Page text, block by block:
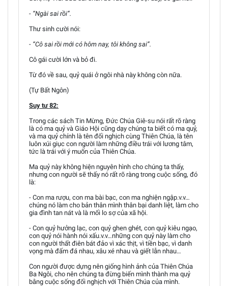
- “Ngài sai rồi”.
Thư sinh cười nói:
- “Cô sai rồi mới có hôm nay, tôi không sai”.
Cô gái cười lớn và bỏ đi.
Từ đó về sau, quỷ quái ở ngôi nhà này không còn nữa.
(Tự Bất Ngôn)
Suy tư 82:
Trong các sách Tin Mừng, Đức Chúa Giê-su nói rất rõ ràng
là có ma quỷ và Giáo Hội cũng dạy chúng ta biết có ma quỷ,
và ma quỷ chính là tên đối nghịch cùng Thiên Chúa, là tên
luôn xúi giục con người làm những điều trái với lương tâm,
tức là trái với ý muốn của Thiên Chúa.
Ma quỷ này không hiện nguyên hình cho chúng ta thấy,
nhưng con người sẽ thấy nó rất rõ ràng trong cuộc sống, đó
là:
- Con ma rượu, con ma bài bạc, con ma nghiện ngập.v.v…
chúng nó làm cho bản thân mình thân bại danh liệt, làm cho
gia đình tan nát và là mối lo sợ của xã hội.
- Con quỷ hưởng lạc, con quỷ ghen ghét, con quỷ kiêu ngạo,
con quỷ nói hành nói xấu.v.v…những con quỷ này làm cho
con người thất điên bát đảo vì xác thịt, vì tiền bạc, vì danh
vọng mà đấm đá nhau, xâu xé nhau và giết lẫn nhau…
Con người được dựng nên giống hình ảnh của Thiên Chúa
Ba Ngôi, cho nên chúng ta đừng biến mình thành ma quỷ
bằng cuộc sống đối nghịch với Thiên Chúa của mình.